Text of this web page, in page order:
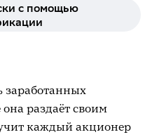
с помощью
заработанных
раздаёт своим
каждый акционер